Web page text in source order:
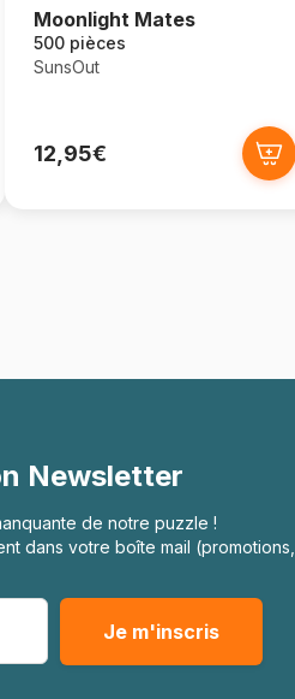
Moonlight Mates
500 pièces
SunsOut
12,95€
Newsletter
de notre puzzle !
dans votre boîte mail